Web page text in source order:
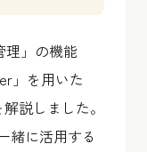
理」の機能
」を用いた
説しました。
緒に活用する